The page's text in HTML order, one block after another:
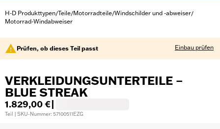
H-D Produkttypen/Teile/Motorradteile/Windschilder und -abweiser/
Motorrad-Windabweiser
Prüfen, ob dieses Teil passt Einbau prüfen
VERKLEIDUNGSUNTERTEILE –
BLUE STREAK
1.829,00 €
Teil | SKU-Nummer: 57100511EZG